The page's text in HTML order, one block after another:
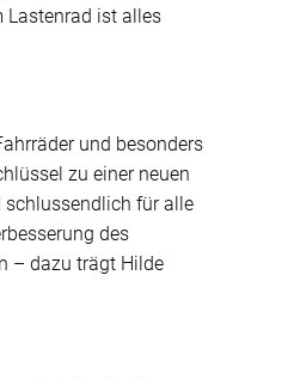
Lastenrad ist alles
und besonders
zu einer neuen
für alle
des
– dazu trägt Hilde